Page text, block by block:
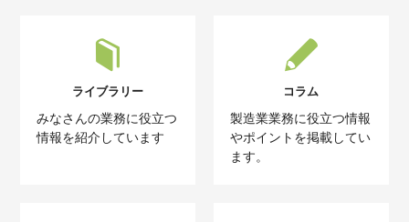
ライブラリー
みなさんの業務に役立つ
情報を紹介しています
コラム
製造業業務に役立つ情報
やポイントを掲載してい
ます。